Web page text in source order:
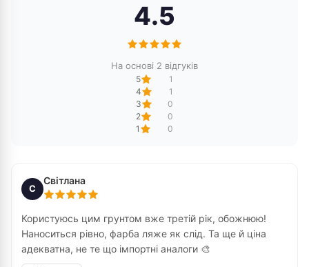
4.5
На основі 2 відгуків
5
1
4
1
3
0
2
0
1
0
С
Світлана
Користуюсь цим грунтом вже третій рік, обожнюю!
Наноситься рівно, фарба ляже як слід. Та ще й ціна
адекватна, не те що імпортні аналоги 🎨